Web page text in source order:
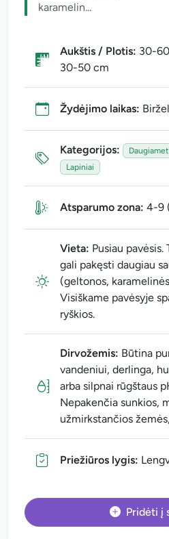
karamelin...
Aukštis / Plotis: 30-
30-50 cm
Žydėjimo laikas:
Kategorijos:
Lapiniai
Atsparumo zona: 4-9
Vieta: Pusiau pavėsis.
gali pakęsti daugiau
(geltonos,
Visiškame pavėsyje
ryškios.
Dirvožemis: Būtina
vandeniui, derlinga,
arba silpnai rūgštaus
Nepakenčia sunkios,
užmirkstančios
Priežiūros lygis:
Pridėti į